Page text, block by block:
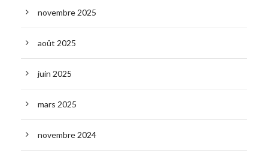
novembre 2025
août 2025
juin 2025
mars 2025
novembre 2024